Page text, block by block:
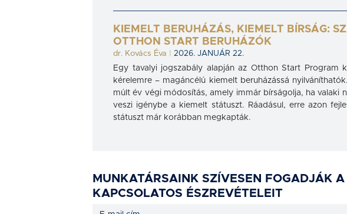
KIEMELT BERUHÁZÁS, KIEMELT BÍRSÁG:
OTTHON START BERUHÁZÓK
dr. Kovács Éva
2026. JANUÁR 22.
Egy tavalyi jogszabály alapján az Otthon Start Program
kérelemre – magáncélú kiemelt beruházássá
múlt év végi módosítás, amely immár bírságolja, ha valaki
veszi igénybe a kiemelt státuszt. Ráadásul, erre azon
státuszt már korábban megkapták.
MUNKATÁRSAINK SZÍVESEN FOGADJÁK A
KAPCSOLATOS ÉSZREVÉTELEIT